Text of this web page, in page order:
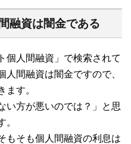
融資は闇金である
個人間融資」で検索されて
間融資は闇金ですので、
ます。
い方が悪いのでは？」と思
。
もそも個人間融資の利息は